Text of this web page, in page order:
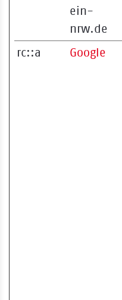
ein-
nrw.de
rc::a Google